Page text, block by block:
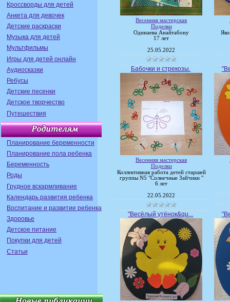
Кроссворды для детей
Анкета для девочек
Детские раскраски
Музыка для детей
Мультфильмы
Игры для детей онлайн
Аудиосказки
Ребусы
Детские песенки
Детское творчество
Путешествия
Планирование беременности
Планирование пола ребенка
Беременность
Роды
Грудное вскармливание
Календарь развития ребенка
Воспитание и развитие ребенка
Здоровье
Детское питание
Покупки для детей
Статьи
Весенняя мастерская
Поделки
Одинаева Анайтабону
17 лет
25.05.2022
Бабочки и стрекозы.
Весенняя мастерская
Поделки
Коллективная работа детей старшей
группы N5 "Солнечные Зайчики "
6 лет
22.05.2022
"Весёлый утёнок&qu...